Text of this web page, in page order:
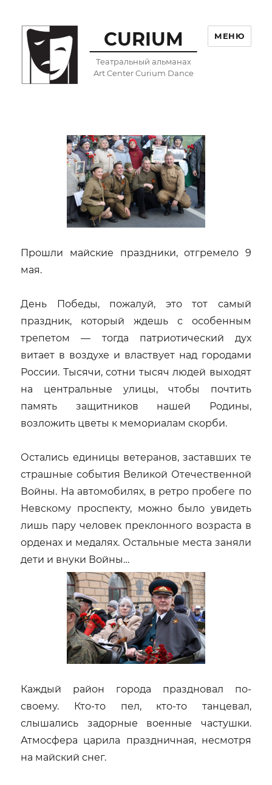
CURIUM
Театральный альманах
Art Center Curium Dance
МЕНЮ
Прошли майские праздники, отгремело 9
мая.
День Победы, пожалуй, это тот самый
праздник, который ждешь с особенным
трепетом — тогда патриотический дух
витает в воздухе и властвует над городами
России. Тысячи, сотни тысяч людей выходят
на центральные улицы, чтобы почтить
память защитников нашей Родины,
возложить цветы к мемориалам скорби.
Остались единицы ветеранов, заставших те
страшные события Великой Отечественной
Войны. На автомобилях, в ретро пробеге по
Невскому проспекту, можно было увидеть
лишь пару человек преклонного возраста в
орденах и медалях. Остальные места заняли
дети и внуки Войны…
Каждый район города праздновал по-
своему. Кто-то пел, кто-то танцевал,
слышались задорные военные частушки.
Атмосфера царила праздничная, несмотря
на майский снег.